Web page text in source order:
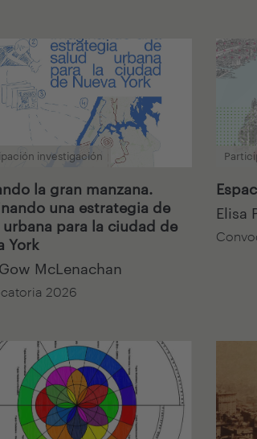
investigación
la gran manzana.
una estrategia de
urbana para la ciudad de
York
McLenachan
2026
Elisa